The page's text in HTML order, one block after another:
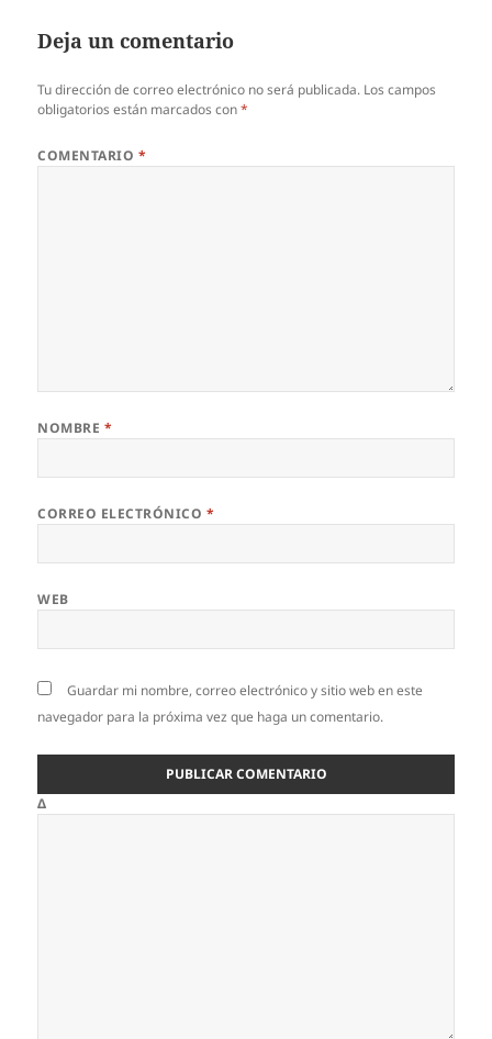
Deja un comentario
Tu dirección de correo electrónico no será publicada. Los campos
obligatorios están marcados con*
COMENTARIO *
NOMBRE *
CORREO ELECTRÓNICO *
WEB
Guardar mi nombre, correo electrónico y sitio web en este
navegador para la próxima vez que haga un comentario.
Δ